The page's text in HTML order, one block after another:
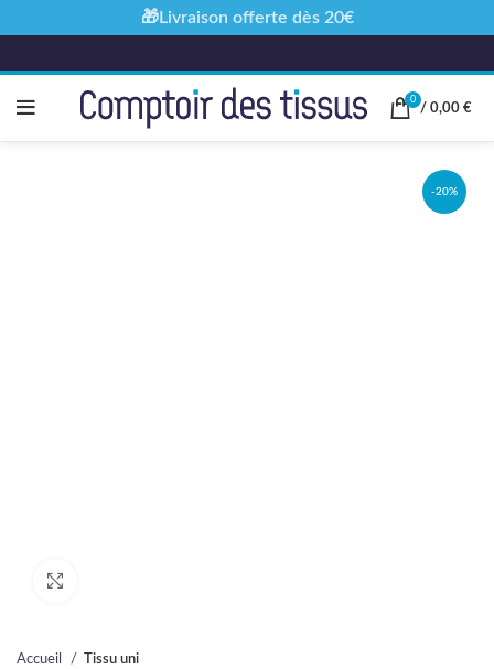
0
/ 0,00 €
-20%
Accueil Tissu uni
🎁Livraison offerte dès 20€